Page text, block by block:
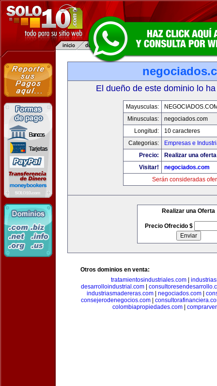
El dueño de este dominio lo
Mayusculas:
Minusculas:
negociados.com
Longitud:
10 caracteres
Categorias:
Empresas e
Precio:
Realizar una
Visitar!
negociados.com
Serán consideradas
Realizar una Oferta
Precio Ofrecido $
Otros dominios en venta:
tratamientosindustriales.com
desarrolloindustrial.com|
industriasmadereras.com
negociados.com
consejerodenegocios.com
colombiapropiedades.com|